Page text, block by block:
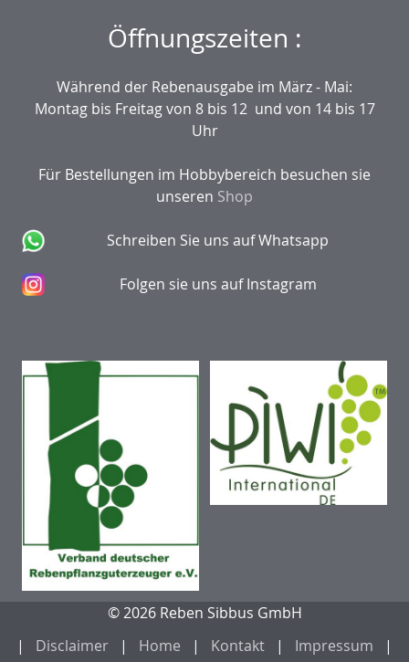
Öffnungszeiten :
Während der Rebenausgabe im März - Mai:
Montag bis Freitag von 8 bis 12 und von 14 bis 17
Uhr
Für Bestellungen im Hobbybereich besuchen sie
unseren Shop
Schreiben Sie uns auf Whatsapp
Folgen sie uns auf Instagram
© 2026 Reben Sibbus GmbH
Disclaimer
Home Kontakt Impressum